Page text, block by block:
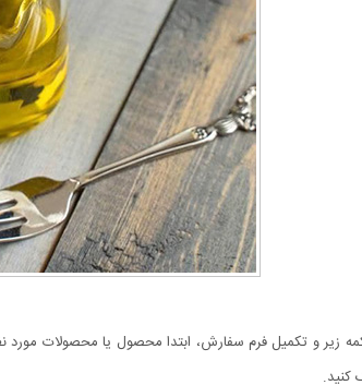
زیر و تکمیل فرم سفارش، ابتدا محصول یا محصولات مورد
کنید.